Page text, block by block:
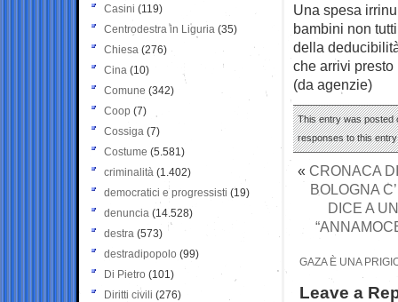
Una spesa
bambini non
della
che arrivi
(da agenzie)
This entry was posted
responses to this
« CRONACA
BOLOGNA
DICE A
GAZA È UNA
Leave a
Casini (119)
Centrodestra in Liguria (35)
Chiesa (276)
Cina (10)
Comune (342)
Coop (7)
Cossiga (7)
Costume (5.581)
criminalità (1.402)
democratici e progressisti (19)
denuncia (14.528)
destra (573)
destradipopolo (99)
Di Pietro (101)
Diritti civili (276)